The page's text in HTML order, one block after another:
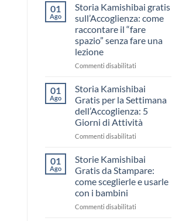
01
Ago
Storia Kamishibai gratis
sull’Accoglienza: come
raccontare il “fare
spazio” senza fare una
lezione
Commenti disabilitatisu
Kamishibai
gratis
sull’Accoglienza:
come
raccontare
il
senza
fare
una
01
Ago
Storia Kamishibai
Gratis per la Settimana
dell’Accoglienza: 5
Giorni di Attività
Commenti disabilitatisu
Kamishibai
Gratis
per
la
dell’Accoglienza:
01
Ago
Storie Kamishibai
Gratis da Stampare:
come sceglierle e usarle
con i bambini
Commenti disabilitatisu